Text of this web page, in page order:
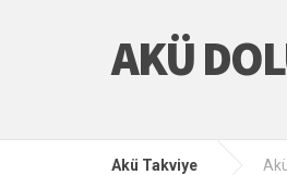
AKÜ
Akü Takviye